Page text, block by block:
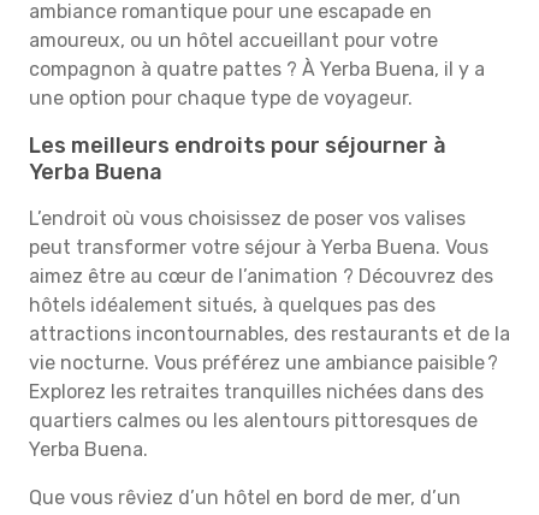
ambiance romantique pour une escapade en
amoureux, ou un hôtel accueillant pour votre
compagnon à quatre pattes ? À Yerba Buena, il y a
une option pour chaque type de voyageur.
Les meilleurs endroits pour séjourner à
Yerba Buena
L’endroit où vous choisissez de poser vos valises
peut transformer votre séjour à Yerba Buena. Vous
aimez être au cœur de l’animation ? Découvrez des
hôtels idéalement situés, à quelques pas des
attractions incontournables, des restaurants et de la
vie nocturne. Vous préférez une ambiance paisible ?
Explorez les retraites tranquilles nichées dans des
quartiers calmes ou les alentours pittoresques de
Yerba Buena.
Que vous rêviez d’un hôtel en bord de mer, d’un